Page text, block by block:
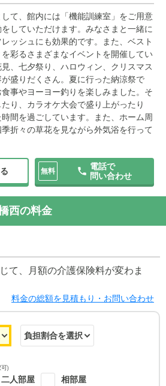
て、館内には「機能訓練室」をご用意
していただけます。みなさまと一緒に
ッシュにも効果的です。また、ベスト
彩るさまざまなイベントを開催してい
、七夕祭り、ハロウィン、クリスマス
盛りだくさん。夏に行った納涼祭で
事やヨーヨー釣りを楽しみました。そ
り、カラオケ大会で盛り上がったり
間を過ごしています。また、ホーム周
折々の草花を見ながら外気浴を行って
無料
電話で
問い合わせ
西の料金
て、月額の介護保険料が変わま
料金の総額を見積もり・お問い合わせ
)
二人部屋 相部屋